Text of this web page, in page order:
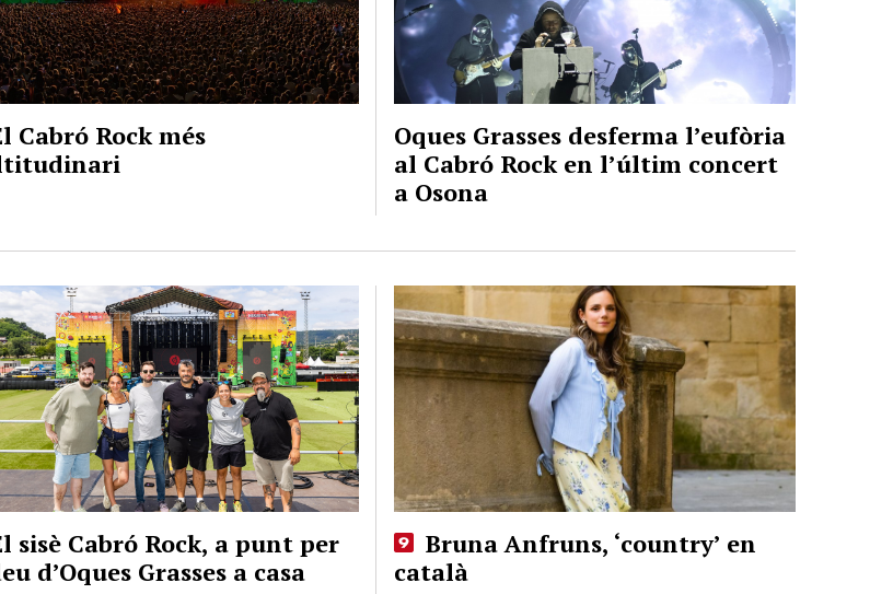
Cabró Rock més
Oques Grasses desferma l’eufòria
al Cabró Rock en l’últim concert
a Osona
sisè Cabró Rock, a punt per
d’Oques Grasses a casa
Bruna Anfruns, ‘country’ en
català